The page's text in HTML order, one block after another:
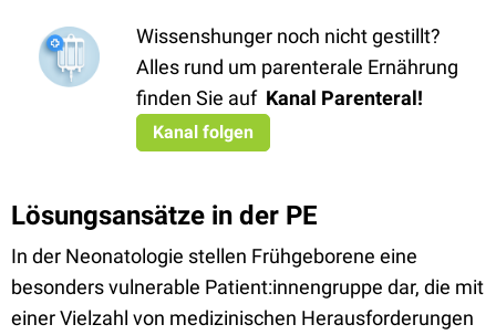
Wissenshunger noch nicht gestillt?
Alles rund um parenterale Ernährung
finden Sie auf Kanal Parenteral!
Kanal folgen
Lösungsansätze in der PE
In der Neonatologie stellen Frühgeborene eine
besonders vulnerable Patient:innengruppe dar, die mit
einer Vielzahl von medizinischen Herausforderungen